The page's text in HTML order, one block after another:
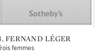
3. FERNAND LÉGER
Trois femmes